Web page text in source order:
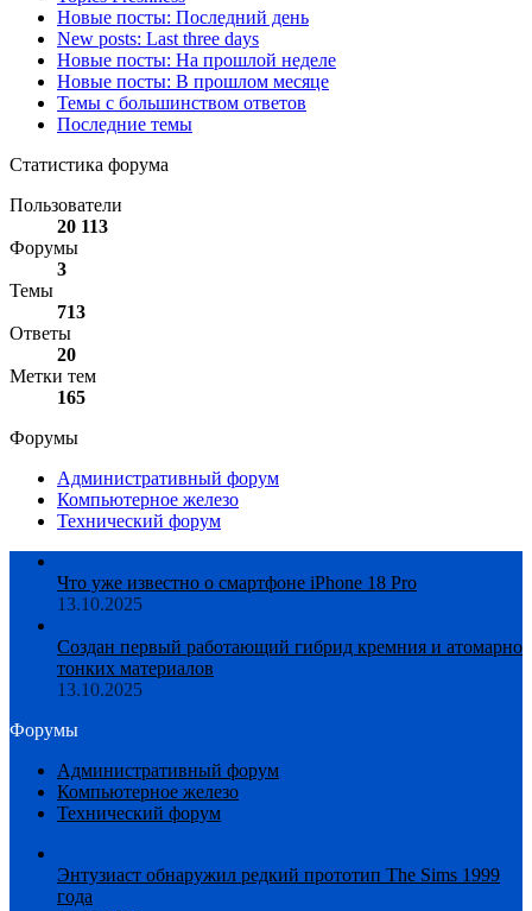
Новые посты: Последний день
New posts: Last three days
Новые посты: На прошлой неделе
Новые посты: В прошлом месяце
Темы с большинством ответов
Последние темы
Статистика форума
Пользователи
20 113
Форумы
3
Темы
713
Ответы
20
Метки тем
165
Форумы
Административный форум
Компьютерное железо
Технический форум
Что уже известно о смартфоне iPhone 18 Pro
13.10.2025
Создан первый работающий гибрид кремния и атомарно
тонких материалов
13.10.2025
Форумы
Административный форум
Компьютерное железо
Технический форум
Энтузиаст обнаружил редкий прототип The Sims 1999
года